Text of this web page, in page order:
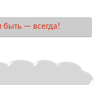
быть — всегда!